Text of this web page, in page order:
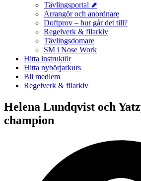
Tävlingsportal ⬈
Arrangör och anordnare
Doftprov – hur går det till?
Regelverk & filarkiv
Tävlingsdomare
SM i Nose Work
Hitta instruktör
Hitta nybörjarkurs
Bli medlem
Regelverk & filarkiv
Helena Lundqvist och
champion